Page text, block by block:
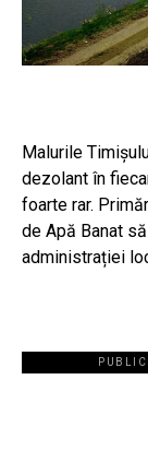
Malurile
dezolant în
foarte rar.
de Apă Banat
administrației